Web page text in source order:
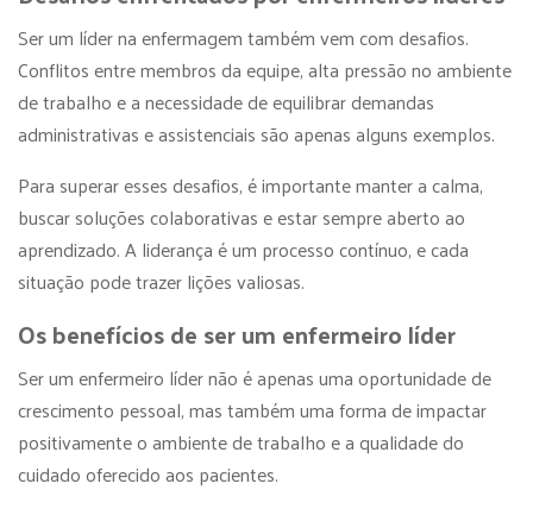
Ser um líder na enfermagem também vem com desafios.
Conflitos entre membros da equipe, alta pressão no ambiente
de trabalho e a necessidade de equilibrar demandas
administrativas e assistenciais são apenas alguns exemplos.
Para superar esses desafios, é importante manter a calma,
buscar soluções colaborativas e estar sempre aberto ao
aprendizado. A liderança é um processo contínuo, e cada
situação pode trazer lições valiosas.
Os benefícios de ser um enfermeiro líder
Ser um enfermeiro líder não é apenas uma oportunidade de
crescimento pessoal, mas também uma forma de impactar
positivamente o ambiente de trabalho e a qualidade do
cuidado oferecido aos pacientes.